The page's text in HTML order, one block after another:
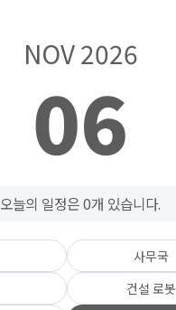
NOV 2026
06
오늘의 일정은 0개 있습니다.
사무국
건설 로봇